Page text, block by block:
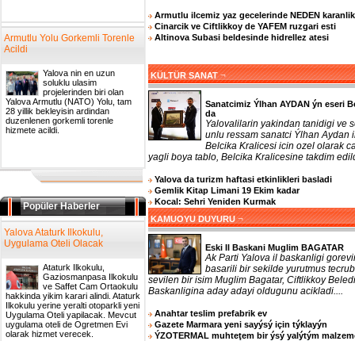
Armutlu Yolu Gorkemli Torenle
Acildi
Yalova nin en uzun
soluklu ulasim
projelerinden biri olan
Yalova Armutlu (NATO) Yolu, tam
28 yillik bekleyisin ardindan
duzenlenen gorkemli torenle
hizmete acildi.
Popüler Haberler
Yalova Ataturk Ilkokulu,
Uygulama Oteli Olacak
Ataturk Ilkokulu,
Gaziosmanpasa Ilkokulu
ve Saffet Cam Ortaokulu
hakkinda yikim karari alindi. Ataturk
Ilkokulu yerine yeralti otoparkli yeni
Uygulama Oteli yapilacak. Mevcut
uygulama oteli de Ogretmen Evi
olarak hizmet verecek.
Armutlu ilcemiz yaz gecelerinde NEDEN karanlik
Cinarcik ve Ciftlikkoy de YAFEM ruzgari esti
Altinova Subasi beldesinde hidrellez atesi
KÜLTÜR SANAT ¬
Sanatcimiz Ýlhan AYDAN ýn eseri
da
Yalovalilarin yakindan tanidigi ve
unlu ressam sanatci Ýlhan Aydan
Belcika Kralicesi icin ozel olarak
yagli boya tablo, Belcika Kralicesine takdim
Yalova da turizm haftasi etkinlikleri basladi
Gemlik Kitap Limani 19 Ekim kadar
Kocal: Sehri Yeniden Kurmak
KAMUOYU DUYURU ¬
Eski Il Baskani Muglim BAGATAR
Ak Parti Yalova il baskanligi
basarili bir sekilde yurutmus
sevilen bir isim Muglim Bagatar, Ciftlikkoy
Baskanligina aday adayi oldugunu acikladi....
Anahtar teslim prefabrik ev
Gazete Marmara yeni sayýsý için týklayýn
ÝZOTERMAL muhteţem bir ýsý yalýtým